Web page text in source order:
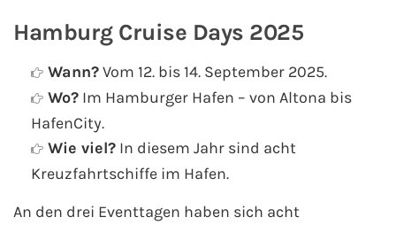
AIDA Südostasien
AIDA Weltreisen
Hamburg Cruise Days 2025
Wann?Vom 12. bis 14. September 2025.
Wo? Im Hamburger Hafen – von Altona bis
HafenCity.
Wie viel? In diesem Jahr sind acht
Kreuzfahrtschiffe im Hafen.
An den drei Eventtagen haben sich acht